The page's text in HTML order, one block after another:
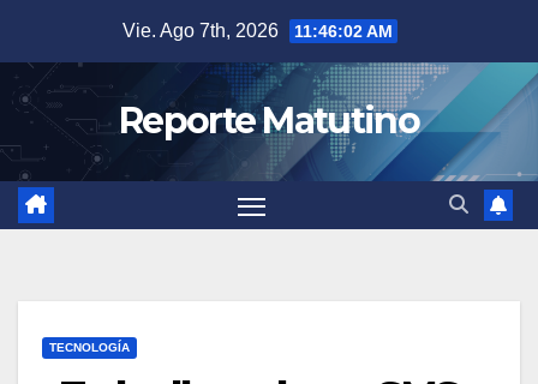
contenido
Vie. Ago 7th, 2026 11:46:03 AM
Reporte Matutino
TECNOLOGÍA